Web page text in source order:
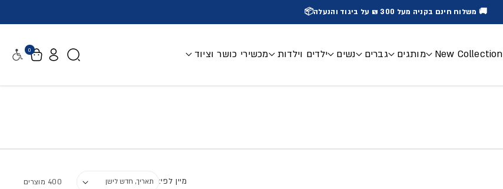
🚚 משלוח חינם בקניה מעל 300 ₪ על ביגוד והנעלה📦
New Collection מותגים גברים נשים ילדים וילדות מכשירי כושר וציוד 0 נגישות
מיין לפי: 400 מוצרים